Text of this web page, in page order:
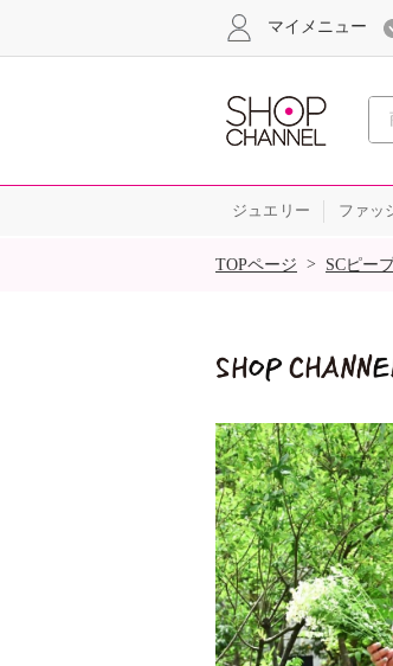
マイメニュー
ジュエリー ファッ
SALE
TOPページ > SCピー